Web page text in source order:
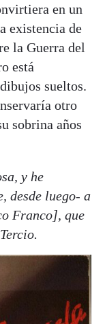
en un
existencia de
la Guerra del
está
sueltos.
otro
sobrina años
y he
desde luego- a
Franco], que